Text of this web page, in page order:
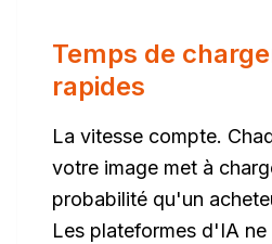
Temps de
rapides
La vitesse compte.
votre image met à
probabilité qu'un
Les plateformes d'IA